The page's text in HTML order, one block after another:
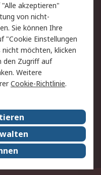
Center
akzeptieren"
von nicht-
Sie können Ihre
"Cookie Einstellungen
nicht möchten, klicken
den Zugriff auf
Weitere
Cookie-Richtlinie.